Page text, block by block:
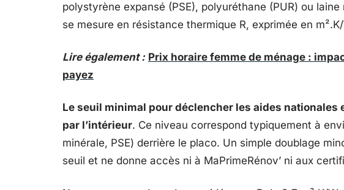
polystyrène expansé (PSE), polyuréthane (PUR) ou
se mesure en résistance thermique R, exprimée en m².K/
Lire également : Prix horaire femme de ménage :
payez
Le seuil minimal pour déclencher les aides nationales
par l’intérieur. Ce niveau correspond typiquement à
minérale, PSE) derrière le placo. Un simple doublage
seuil et ne donne accès ni à MaPrimeRénov’ ni aux